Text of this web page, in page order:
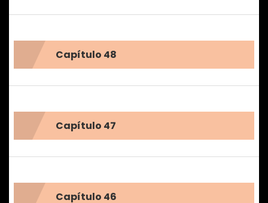
Capítulo 48
Capítulo 47
Capítulo 46